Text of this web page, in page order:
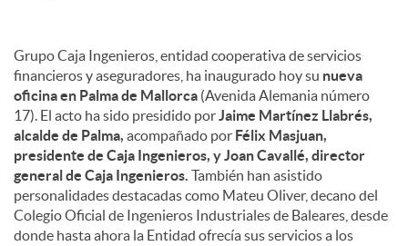
Grupo Caja Ingenieros, entidad cooperativa de servicios
financieros y aseguradores, ha inaugurado hoy su nueva
oficina en Palma de Mallorca (Avenida Alemania número
17). El acto ha sido presidido porJaime Martínez Llabrés,
alcalde de Palma, acompañado por Félix Masjuan,
presidente de Caja Ingenieros, y Joan Cavallé, director
general de Caja Ingenieros. También han asistido
personalidades destacadas como Mateu Oliver, decano del
Colegio Oficial de Ingenieros Industriales de Baleares, desde
donde hasta ahora la Entidad ofrecía sus servicios a los